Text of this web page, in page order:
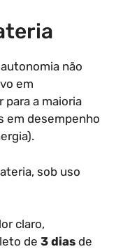
não
em
para a maioria
em desempenho
sob uso
claro,
de 3 dias de